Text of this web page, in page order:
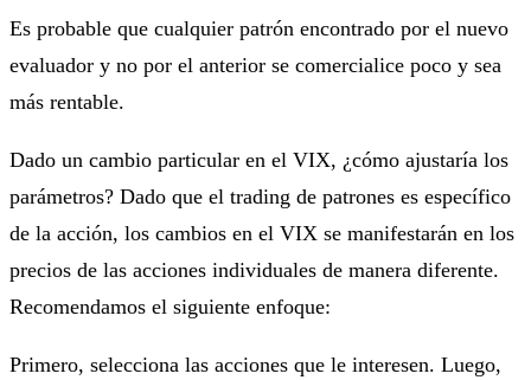
Es probable que cualquier patrón encontrado por el nuevo
evaluador y no por el anterior se comercialice poco y sea
más rentable.
Dado un cambio particular en el VIX, ¿cómo ajustaría los
parámetros? Dado que el trading de patrones es específico
de la acción, los cambios en el VIX se manifestarán en los
precios de las acciones individuales de manera diferente.
Recomendamos el siguiente enfoque:
Primero, selecciona las acciones que le interesen. Luego,